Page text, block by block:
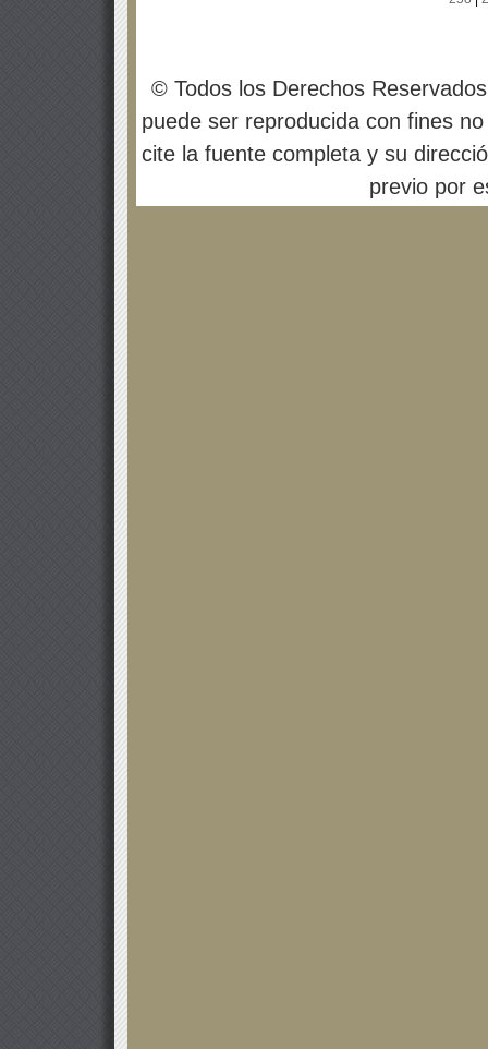
© Todos los Derechos
puede ser reproducida con fines
cite la fuente completa y su
previo por